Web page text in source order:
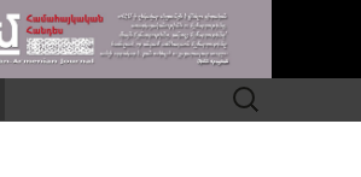
Որոնել՝